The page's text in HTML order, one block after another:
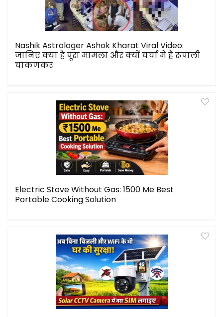
Nashik Astrologer Ashok Kharat Viral Video:
जानिए क्या है पूरा मामला और क्यों चर्चा में हैं रूपाली
चाकणकर
Electric Stove Without Gas: ₹1500 Me Best
Portable Cooking Solution